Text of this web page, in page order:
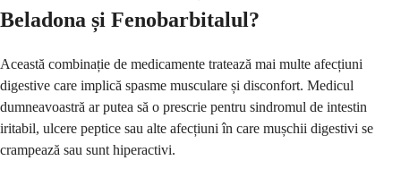
Beladona și Fenobarbitalul?
Această combinație de medicamente tratează mai multe afecțiuni
digestive care implică spasme musculare și disconfort. Medicul
dumneavoastră ar putea să o prescrie pentru sindromul de intestin
iritabil, ulcere peptice sau alte afecțiuni în care mușchii digestivi se
crampează sau sunt hiperactivi.